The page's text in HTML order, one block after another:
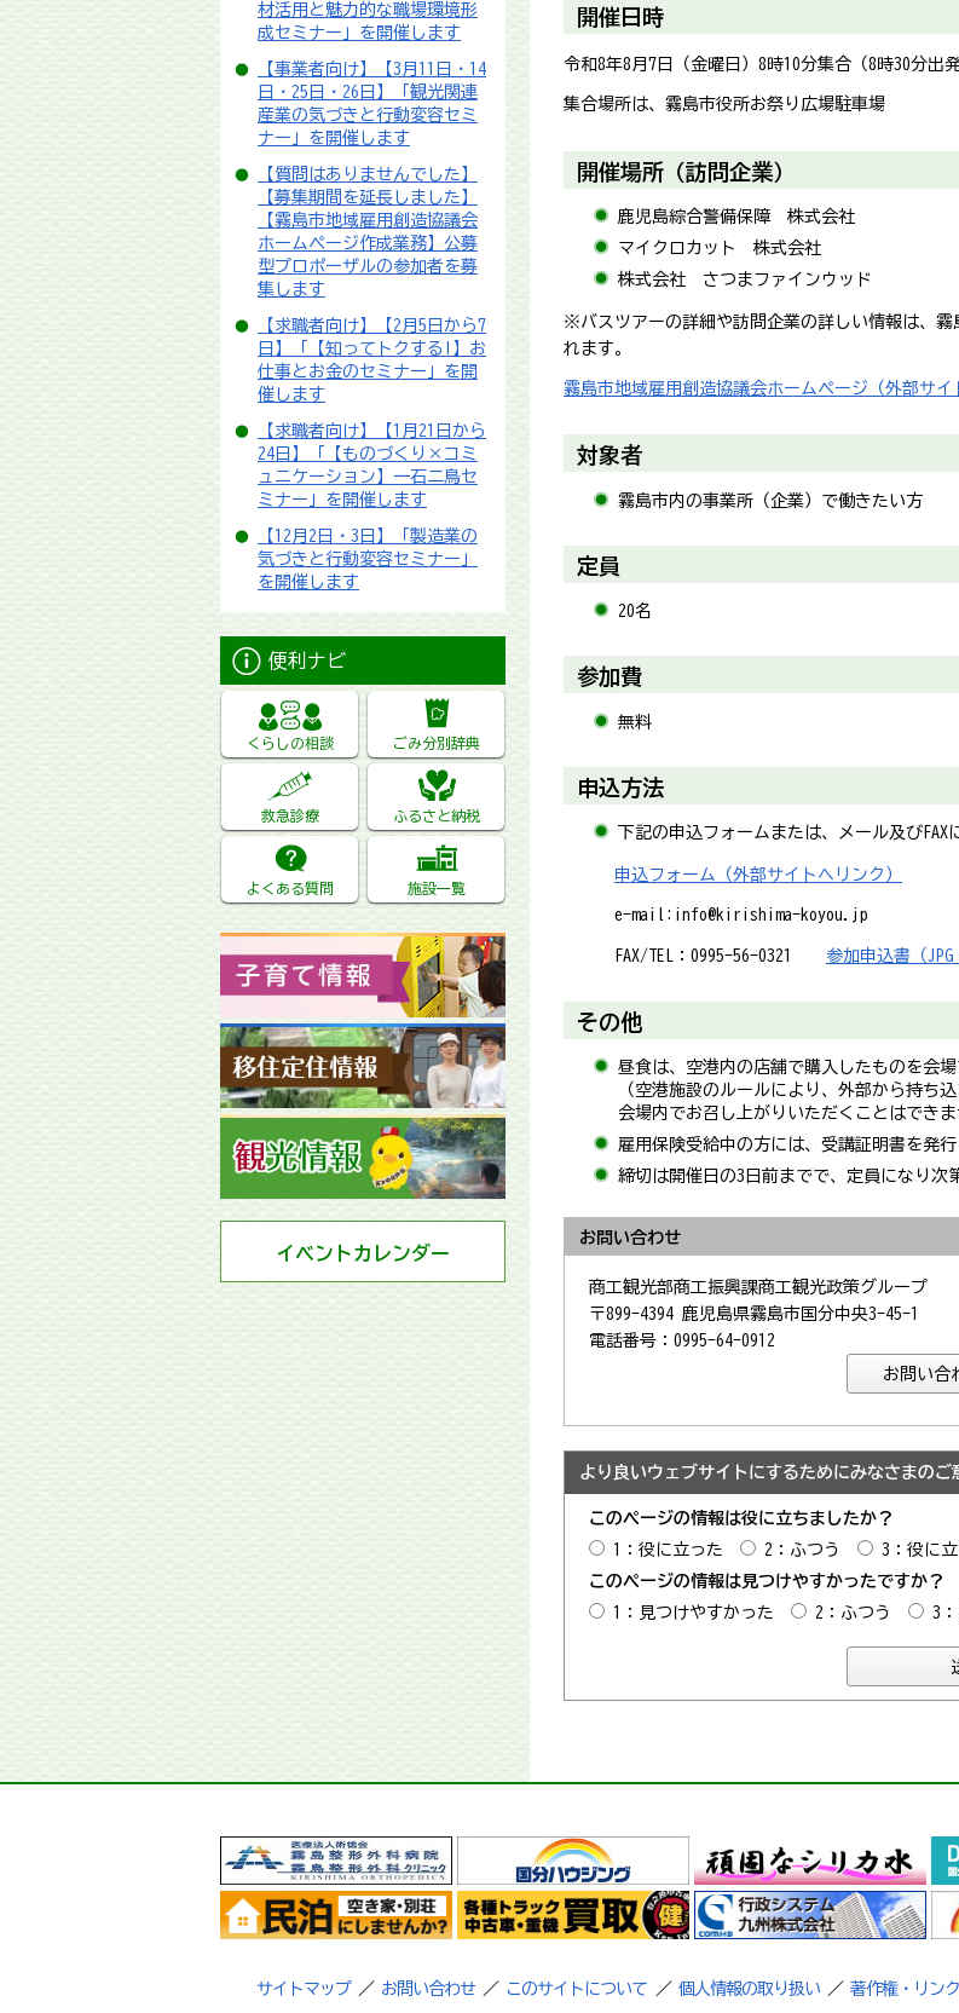
材活用と魅力的な職場環境形
成セミナー」を開催します
【事業者向け】【3月11日・14
日・25日・26日】「観光関連
産業の気づきと行動変容セミ
ナー」を開催します
【質問はありませんでした】
【募集期間を延長しました】
【霧島市地域雇用創造協議会
ホームページ作成業務】公募
型プロポーザルの参加者を募
集します
【求職者向け】【2月5日から7
日】「【知ってトクする!】お
仕事とお金のセミナー」を開
催します
【求職者向け】【1月21日から
24日】「【ものづくり×コミ
ュニケーション】一石二鳥セ
ミナー」を開催します
【12月2日・3日】「製造業の
気づきと行動変容セミナー」
を開催します
便利ナビ
くらしの相談 ごみ分別辞典
救急診療 ふるさと納税
よくある質問 施設一覧
イベントカレンダー
開催日時
令和8年8月7日（金曜日）8時10分集合（8時30分出
集合場所は、霧島市役所お祭り広場駐車場
開催場所（訪問企業）
鹿児島綜合警備保障 株式会社
マイクロカット 株式会社
株式会社 さつまファインウッド
※バスツアーの詳細や訪問企業の詳しい情報は、
れます。
霧島市地域雇用創造協議会ホームページ（外部サイ
対象者
霧島市内の事業所（企業）で働きたい方
定員
20名
参加費
無料
申込方法
下記の申込フォームまたは、メール及びFAX
申込フォーム（外部サイトへリンク）
e-mail:info@kirishima-koyou.jp
FAX/TEL：0995-56-0321 参加申込書（JPG
その他
昼食は、空港内の店舗で購入したものを会
（空港施設のルールにより、外部から持ち
会場内でお召し上がりいただくことはでき
雇用保険受給中の方には、受講証明書を発行
締切は開催日の3日前までで、定員になり次
お問い合わせ
商工観光部商工振興課商工観光政策グループ
〒899-4394 鹿児島県霧島市国分中央3-45-1
電話番号：0995-64-0912
より良いウェブサイトにするためにみなさまのご
このページの情報は役に立ちましたか？
1：役に立った
2：ふつう
3：役に
このページの情報は見つけやすかったですか？
1：見つけやすかった
2：ふつう 3
サイトマップ ／ お問い合わせ ／ このサイトについて ／ 個人情報の取り扱い ／ 著作権・リン